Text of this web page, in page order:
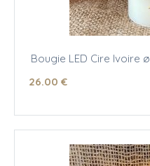
Bougie LED Cire Ivoire
26.00 €